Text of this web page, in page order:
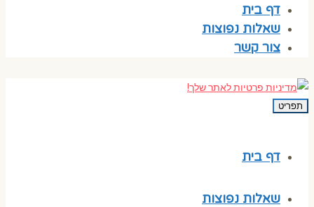
דף בית
שאלות נפוצות
צור קשר
תפריט
דף בית
שאלות נפוצות